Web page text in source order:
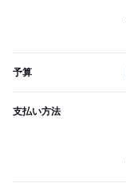
予算
支払い方法